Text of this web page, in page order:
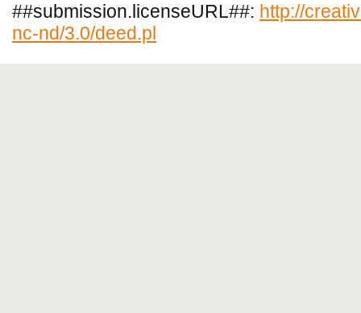
##submission.licenseURL##: http://
nc-nd/3.0/deed.pl